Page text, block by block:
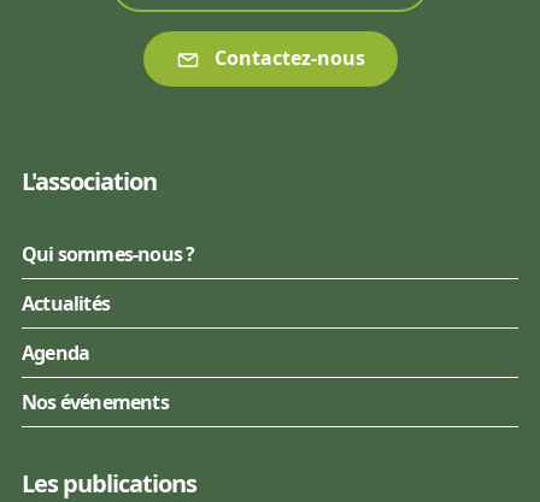
Contactez-nous
L'association
Qui sommes-nous ?
Actualités
Agenda
Nos événements
Les publications